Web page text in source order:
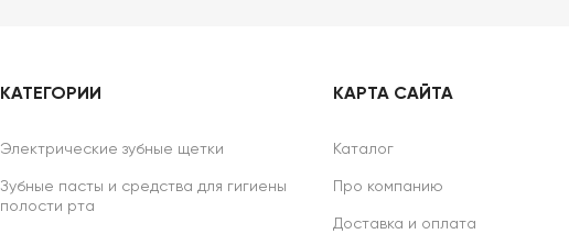
КАТЕГОРИИ
Электрические зубные щетки
Зубные пасты и средства для гигиены
полости рта
КАРТА САЙТА
Каталог
Про компанию
Доставка и оплата